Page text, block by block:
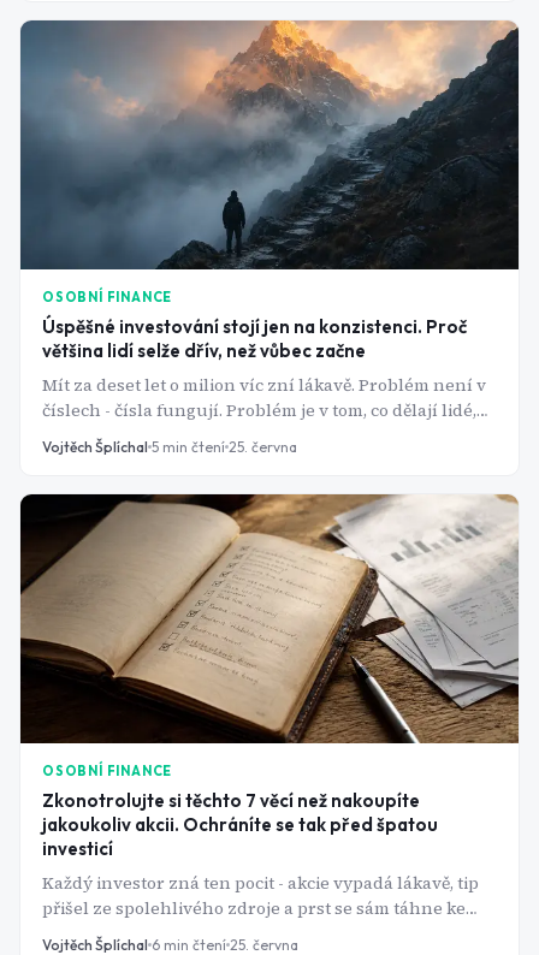
investorů odmítá dodržovat, protože jsou příliš nudné.
OSOBNÍ FINANCE
Úspěšné investování stojí jen na konzistenci. Proč
většina lidí selže dřív, než vůbec začne
Mít za deset let o milion víc zní lákavě. Problém není v
číslech - čísla fungují. Problém je v tom, co dělají lidé,
když trhy nerostou podle plánu.
Vojtěch Šplíchal 5 min čtení 25. června
OSOBNÍ FINANCE
Zkonotrolujte si těchto 7 věcí než nakoupíte
jakoukoliv akcii. Ochráníte se tak před špatou
investicí
Každý investor zná ten pocit - akcie vypadá lákavě, tip
přišel ze spolehlivého zdroje a prst se sám táhne ke
tlačítku. Právě tehdy je čas zpomalit a projít checklist.
Vojtěch Šplíchal 6 min čtení 25. června